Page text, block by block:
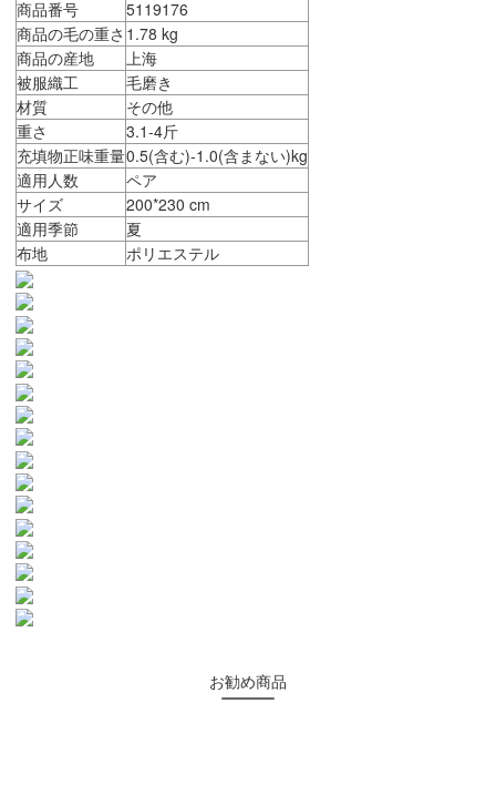
商品番号
5119176
商品の毛の重さ 1.78 kg
商品の産地
上海
被服織工
毛磨き
材質
その他
重さ
3.1-4斤
充填物正味重量0.5(含む)-1.0(含まない)kg
適用人数
ペア
サイズ
200*230 cm
適用季節
夏
布地
ポリエステル
お勧め商品